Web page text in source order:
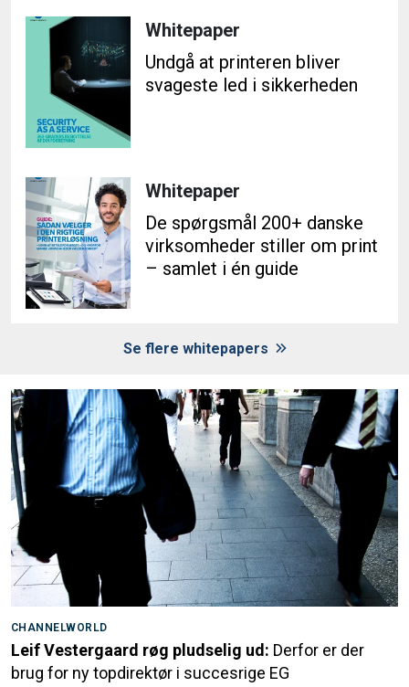
Whitepaper
Undgå at printeren bliver
svageste led i sikkerheden
Whitepaper
De spørgsmål 200+ danske
virksomheder stiller om print
– samlet i én guide
Se flere whitepapers
CHANNELWORLD
Leif Vestergaard røg pludselig ud: Derfor er der
brug for ny topdirektør i succesrige EG